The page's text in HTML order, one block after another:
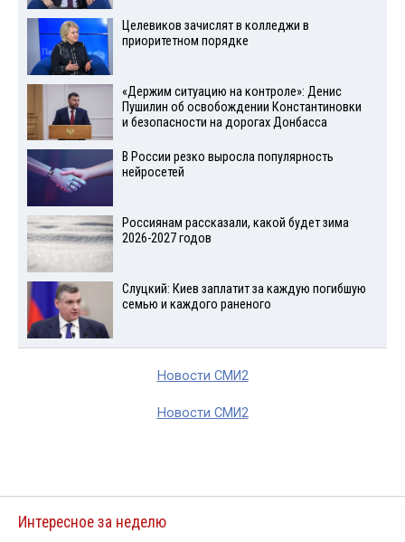
Целевиков зачислят в колледжи в
приоритетном порядке
«Держим ситуацию на контроле»: Денис
Пушилин об освобождении Константиновки
и безопасности на дорогах Донбасса
В России резко выросла популярность
нейросетей
Россиянам рассказали, какой будет зима
2026-2027 годов
Слуцкий: Киев заплатит за каждую погибшую
семью и каждого раненого
Новости СМИ2
Новости СМИ2
Интересное за неделю